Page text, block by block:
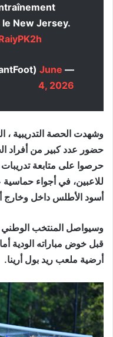
le New Jersey.
— Instant Foot
June
4, 2026
وشهدت الحصة التدريبية ،
حضور عدد كبير من أفراد
حرصوا على متابعة
للاعبين، في أجواء
أسود الأطلس داخل
وسيواصل المنتخب الوطني
أرضية ملعب ريد بول أرينا.